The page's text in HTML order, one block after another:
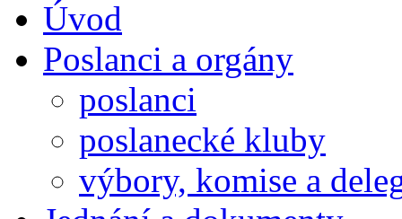
Úvod
Poslanci a orgány
poslanci
poslanecké kluby
výbory, komise a